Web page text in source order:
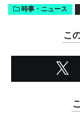
時事・ニュース
こ